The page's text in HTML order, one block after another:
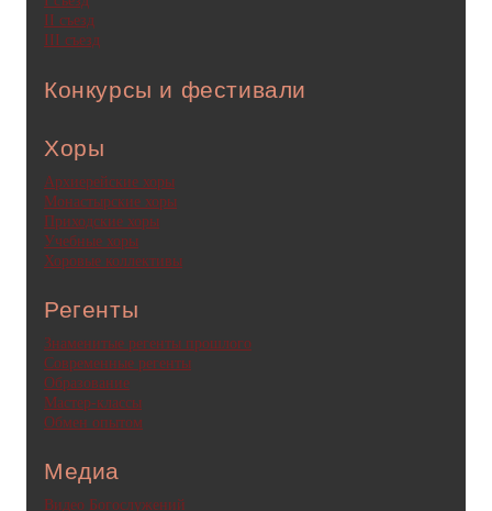
II съезд
III съезд
Конкурсы и фестивали
Хоры
Архиерейские хоры
Монастырские хоры
Приходские хоры
Учебные хоры
Хоровые коллективы
Регенты
Знаменитые регенты прошлого
Современные регенты
Образование
Мастер-классы
Обмен опытом
Медиа
Видео Богослужений